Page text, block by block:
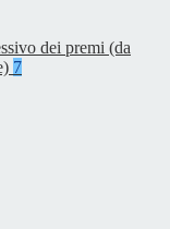
dei premi (da
7